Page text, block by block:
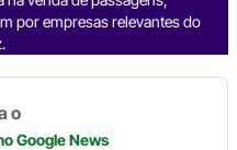
por empresas relevantes do
o
Google News